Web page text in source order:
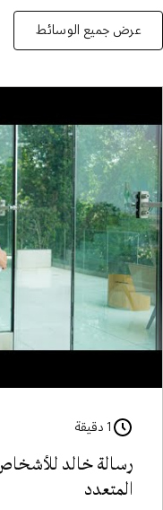
عرض جميع الوسائط
1 دقيقة
رسالة خالد
المتعدد